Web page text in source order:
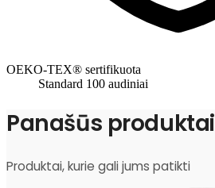
OEKO-TEX® sertifikuota
Standard 100 audiniai
Panašūs produktai
Produktai, kurie gali jums patikti